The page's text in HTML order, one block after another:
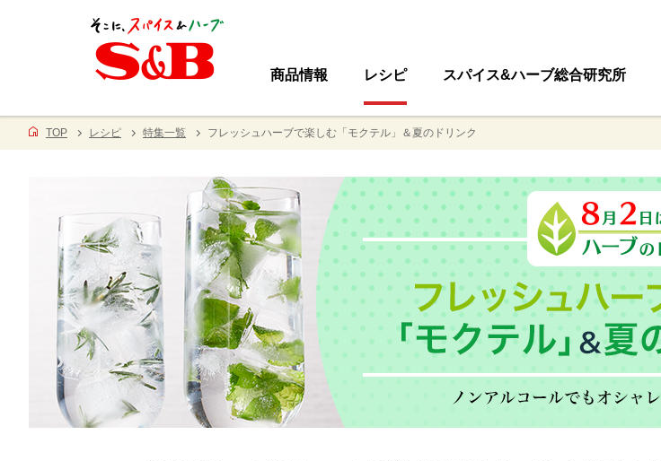
商品情報 レシピ スパイス&ハーブ総合研究所
TOP レシピ 特集一覧 フレッシュハーブで楽しむ「モクテル」＆夏のドリンク